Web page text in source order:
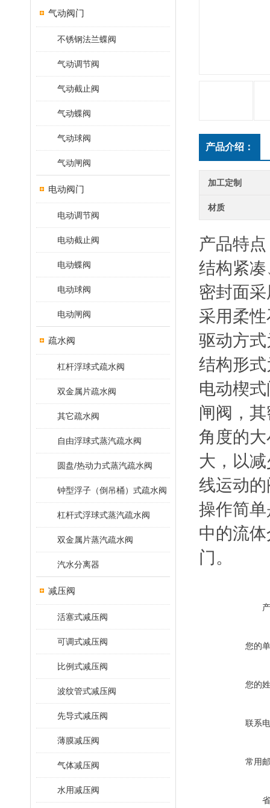
气动阀门
不锈钢法兰蝶阀
气动调节阀
气动截止阀
气动蝶阀
气动球阀
气动闸阀
电动阀门
电动调节阀
电动截止阀
电动蝶阀
电动球阀
电动闸阀
疏水阀
杠杆浮球式疏水阀
双金属片疏水阀
其它疏水阀
自由浮球式蒸汽疏水阀
圆盘/热动力式蒸汽疏水阀
钟型浮子（倒吊桶）式疏水阀
杠杆式浮球式蒸汽疏水阀
双金属片蒸汽疏水阀
汽水分离器
减压阀
活塞式减压阀
可调式减压阀
比例式减压阀
波纹管式减压阀
先导式减压阀
薄膜减压阀
气体减压阀
水用减压阀
产品介绍：
加工定制
材质
产品特
结构紧
密封面
采用柔
驱动方
结构形
电动楔
闸阀，
角度的
大，以
线运动
操作简
中的流
门。
您的
您的
联系
常用